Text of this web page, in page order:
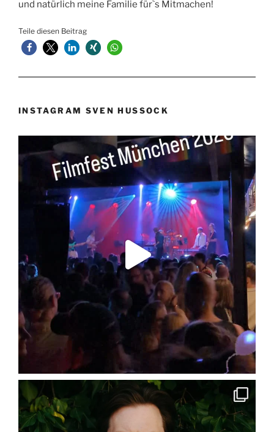
und natürlich meine Familie für`s Mitmachen!
Teile diesen Beitrag
INSTAGRAM SVEN HUSSOCK